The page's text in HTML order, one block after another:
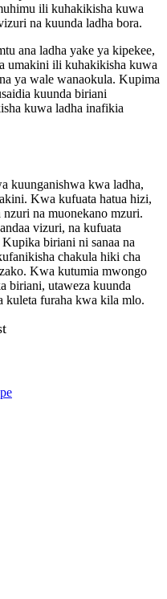
ili kuhakikisha kuwa
na kuunda ladha bora.
ana ladha yake ya kipekee,
umakini ili kuhakikisha kuwa
ya wale wanaokula. Kupima
kuunda biriani
kuwa ladha inafikia
kuunganishwa kwa ladha,
Kwa kufuata hatua hizi,
na muonekano mzuri.
vizuri, na kufuata
biriani ni sanaa na
chakula hiki cha
Kwa kutumia mwongo
biriani, utaweza kuunda
kuleta furaha kwa kila mlo.